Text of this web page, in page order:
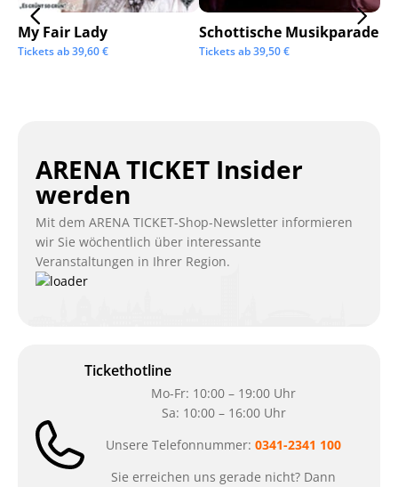
My Fair Lady
Tickets ab39,60€
Schottische Musikparade
Tickets ab39,50€
ARENA TICKET Insider
werden
Mit dem ARENA TICKET-Shop-Newsletter informieren
wir Sie wöchentlich über interessante
Veranstaltungen in Ihrer Region.
Tickethotline
Mo-Fr: 10:00 – 19:00 Uhr
Sa: 10:00 – 16:00 Uhr
Unsere Telefonnummer: 0341-2341 100
Sie erreichen uns gerade nicht? Dann